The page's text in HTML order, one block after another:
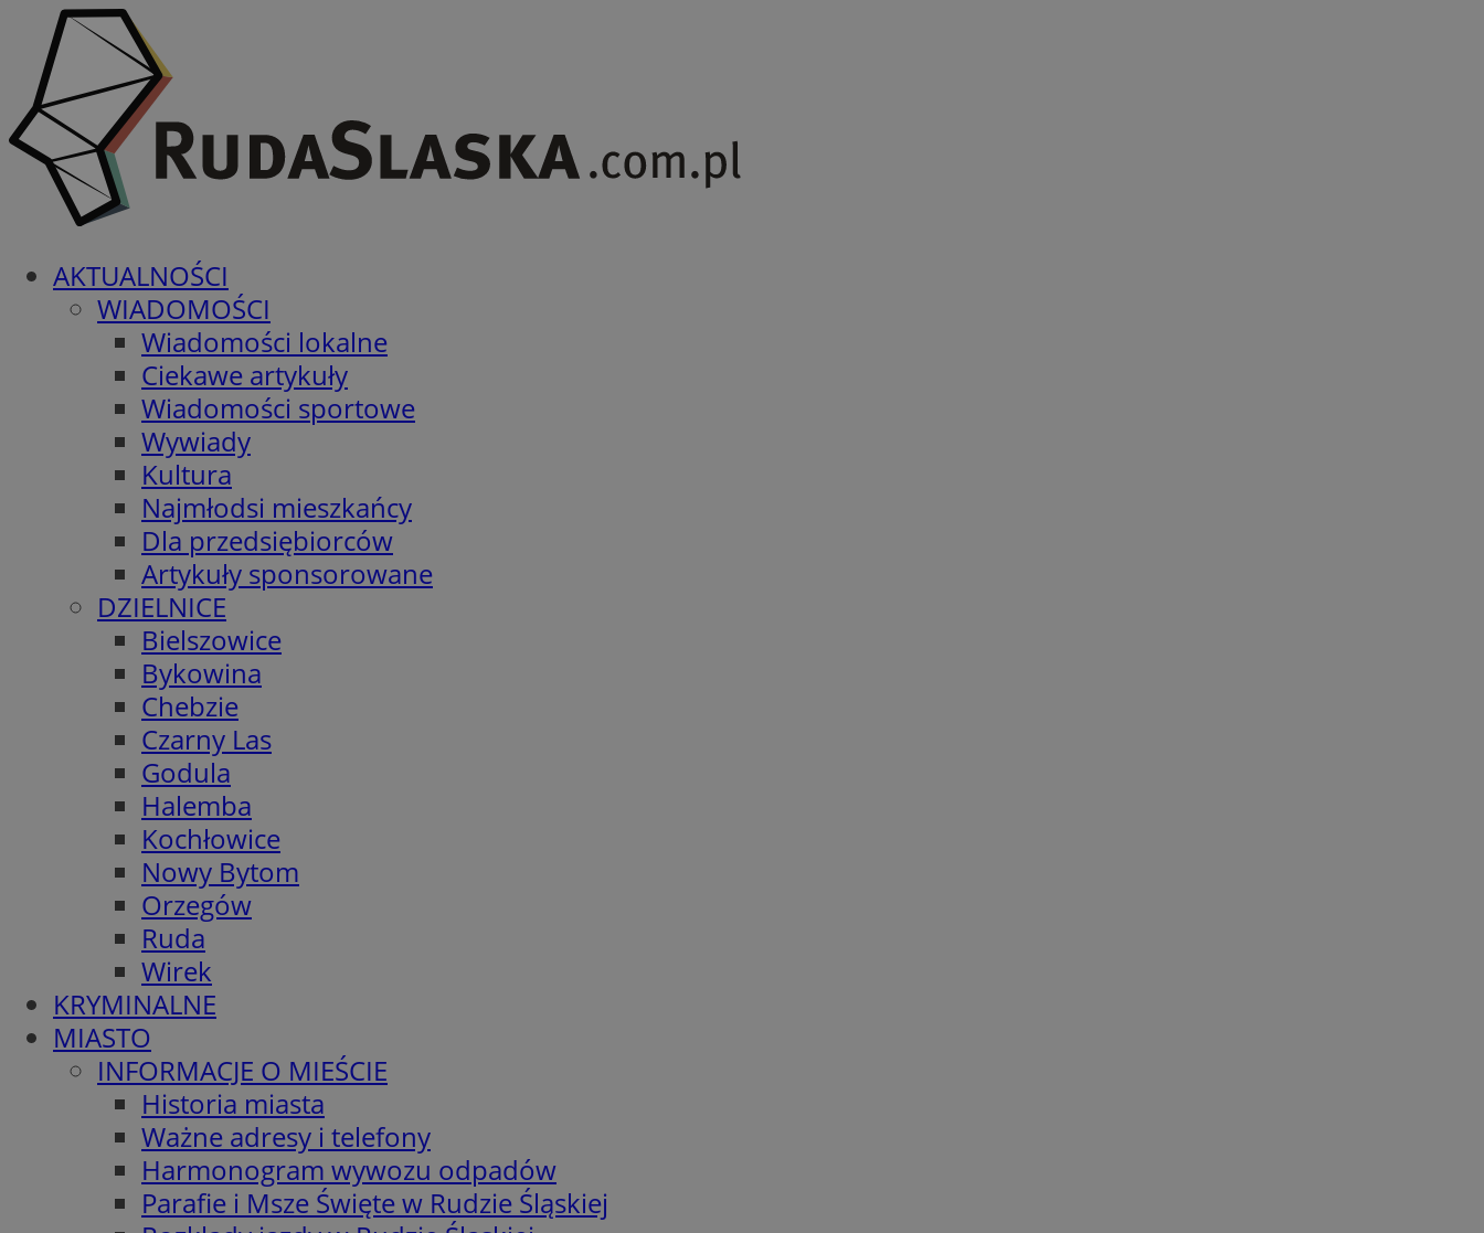
AKTUALNOŚCI
WIADOMOŚCI
Wiadomości lokalne
Ciekawe artykuły
Wiadomości sportowe
Wywiady
Kultura
Najmłodsi mieszkańcy
Dla przedsiębiorców
Artykuły sponsorowane
DZIELNICE
Bielszowice
Bykowina
Chebzie
Czarny Las
Godula
Halemba
Kochłowice
Nowy Bytom
Orzegów
Ruda
Wirek
KRYMINALNE
MIASTO
INFORMACJE O MIEŚCIE
Historia miasta
Ważne adresy i telefony
Harmonogram wywozu odpadów
Parafie i Msze Święte w Rudzie Śląskiej